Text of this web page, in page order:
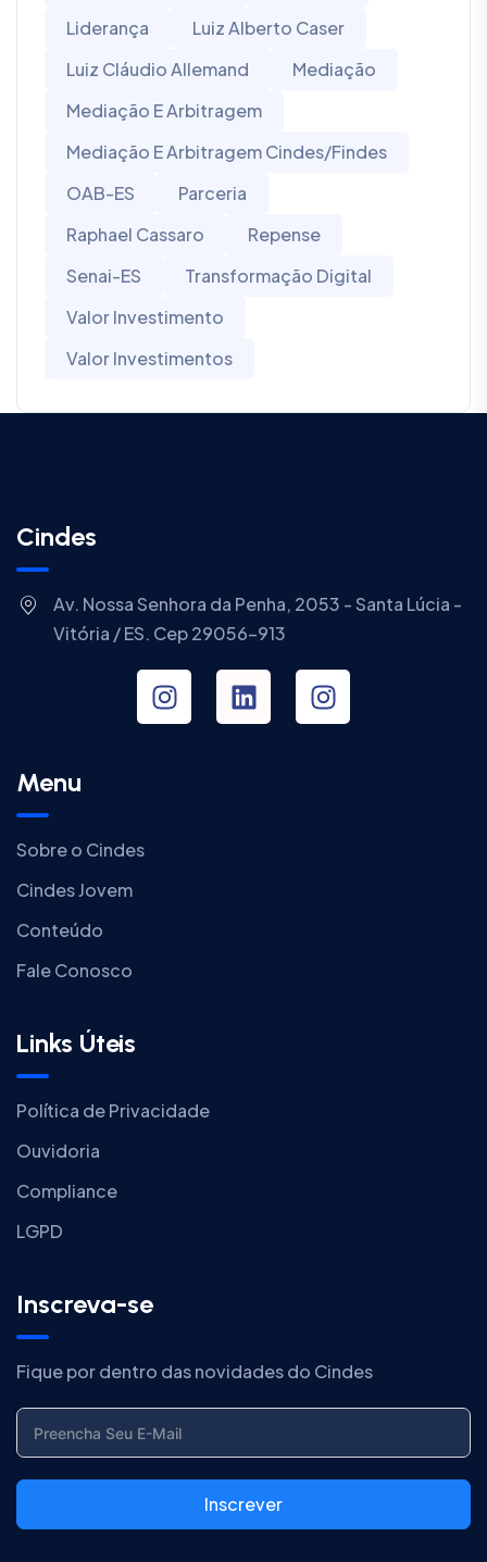
Liderança
Luiz Alberto Caser
Luiz Cláudio Allemand
Mediação
Mediação E Arbitragem
Mediação E Arbitragem Cindes/Findes
OAB-ES
Parceria
Raphael Cassaro
Repense
Senai-ES
Transformação Digital
Valor Investimento
Valor Investimentos
Cindes
Av. Nossa Senhora da Penha, 2053 - Santa Lúcia -
Vitória / ES. Cep 29056-913
Menu
Sobre o Cindes
Cindes Jovem
Conteúdo
Fale Conosco
Links Úteis
Política de Privacidade
Ouvidoria
Compliance
LGPD
Inscreva-se
Fique por dentro das novidades do Cindes
Inscrever